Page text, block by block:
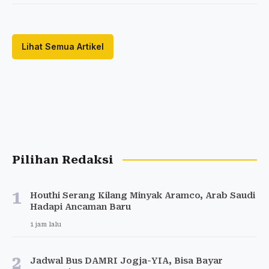
Lihat Semua Artikel
Pilihan Redaksi
1
Houthi Serang Kilang Minyak Aramco, Arab Saudi
Hadapi Ancaman Baru
1 jam lalu
2
Jadwal Bus DAMRI Jogja-YIA, Bisa Bayar